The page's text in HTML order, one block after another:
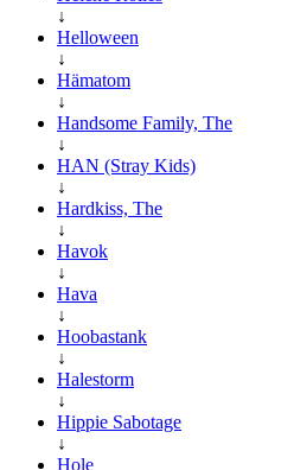
↓
Helloween
↓
Hämatom
↓
Handsome Family, The
↓
HAN (Stray Kids)
↓
Hardkiss, The
↓
Havok
↓
Hava
↓
Hoobastank
↓
Halestorm
↓
Hippie Sabotage
↓
Hole